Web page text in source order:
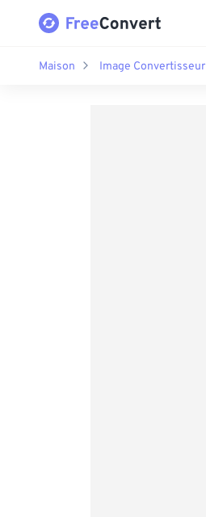
Maison Image Convertisseur